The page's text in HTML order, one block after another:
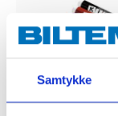
Samtykke